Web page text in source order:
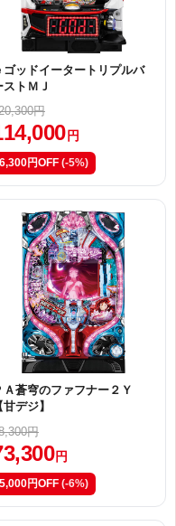
ゴッドイータートリプルバ
ストＭＪ
円
円
6,300円OFF (-5%)
Ａ蒼穹のファフナー２Ｙ
甘デジ】
円
円
5,000円OFF (-6%)